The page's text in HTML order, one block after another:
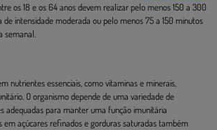
os 18 e os 64 anos devem realizar pelo menos 150 a 300
de intensidade moderada ou pelo menos 75 a 150 minutos
semanal.
nutrientes essenciais, como vitaminas e minerais,
O organismo depende de uma variedade de
adequadas para manter uma função imunitária
em açúcares refinados e gorduras saturadas também